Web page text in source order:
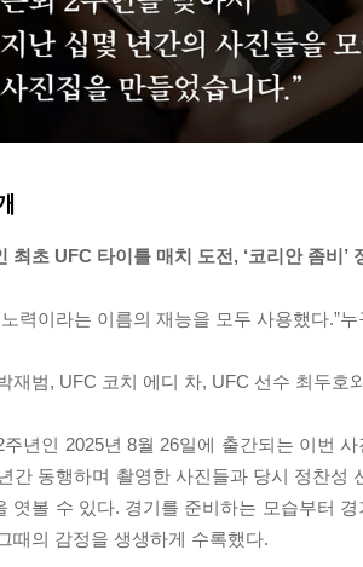
최초 UFC 타이틀 매치 도전, ‘코리안 좀비
노력이라는 이름의 재능을 모두 사용했다.”
재범, UFC 코치 에디 차, UFC 선수 최두
주년인 2025년 8월 26일에 출간되는 이번
간 동행하며 촬영한 사진들과 당시 정찬성
엿볼 수 있다. 경기를 준비하는 모습부터
때의 감정을 생생하게 수록했다.